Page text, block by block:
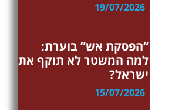
19/07/2026
“הפסקת אש” בוערת:
למה המשטר לא תוקף את
ישראל?
15/07/2026